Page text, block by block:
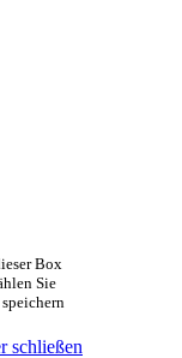
Box
Sie
schließen